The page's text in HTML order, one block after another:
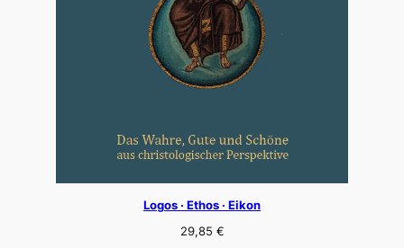
Logos · Ethos · Eikon
29,85 €